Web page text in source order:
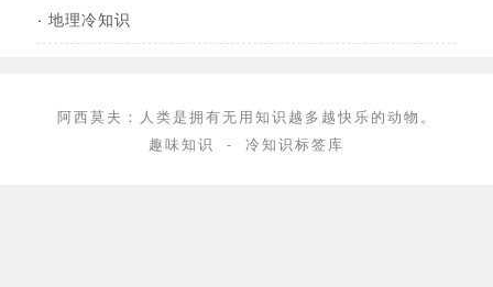
· 地理冷知识
阿西莫夫：人类是拥有无用知识越多越快乐的动物。
趣味知识
- 冷知识标签库